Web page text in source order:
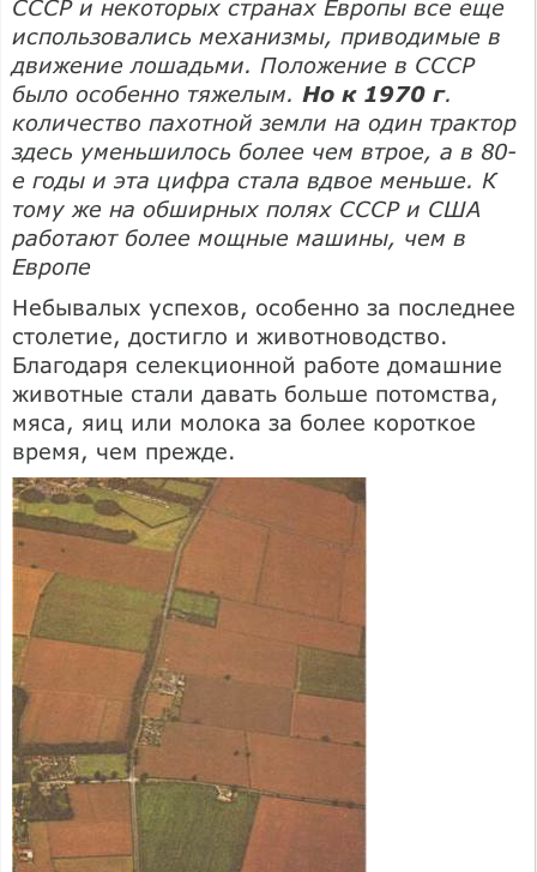
СССР и некоторых странах Европы все еще
использовались механизмы, приводимые в
движение лошадьми. Положение в СССР
было особенно тяжелым. Но к 1970 г.
количество пахотной земли на один трактор
здесь уменьшилось более чем втрое, а в 80-
е годы и эта цифра стала вдвое меньше. К
тому же на обширных полях СССР и США
работают более мощные машины, чем в
Европе
Небывалых успехов, особенно за последнее
столетие, достигло и животноводство.
Благодаря селекционной работе домашние
животные стали давать больше потомства,
мяса, яиц или молока за более короткое
время, чем прежде.